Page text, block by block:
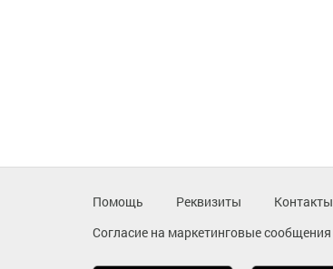
Помощь Реквизиты Контакты
Согласие на маркетинговые сообщения